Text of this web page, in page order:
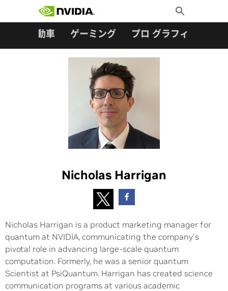
Toggle
Search
自動車 ゲーミング プロ グラフィックス
Nicholas Harrigan
Nicholas Harrigan is a product marketing manager for
quantum at NVIDIA, communicating the company's
pivotal role in advancing large-scale quantum
computation. Formerly, he was a senior quantum
Scientist at PsiQuantum. Harrigan has created science
communication programs at various academic